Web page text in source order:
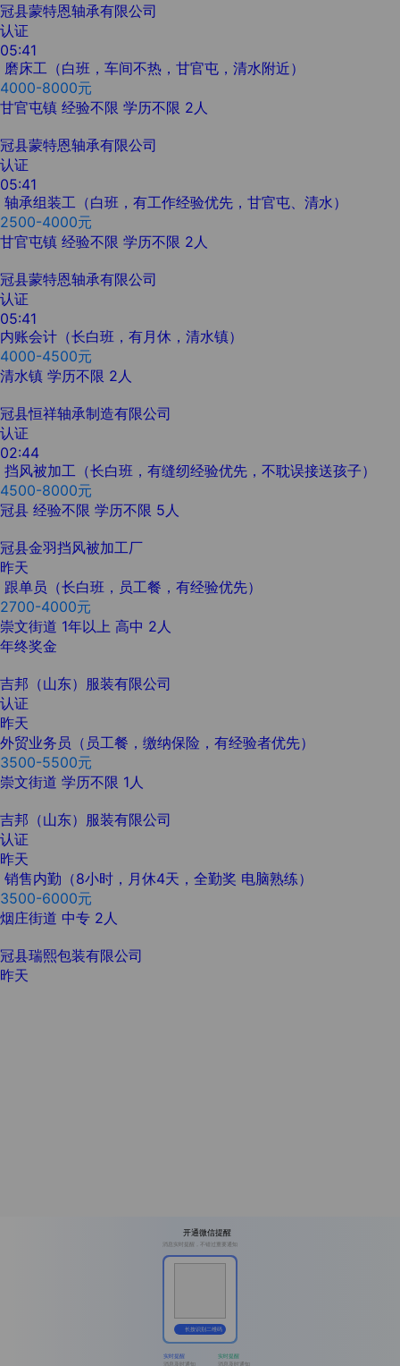
冠县蒙特恩轴承有限公司
认证
05:41
磨床工（白班，车间不热，甘官屯，清水附近）
4000-8000元
甘官屯镇 经验不限 学历不限 2人
冠县蒙特恩轴承有限公司
认证
05:41
轴承组装工（白班，有工作经验优先，甘官屯、清水）
2500-4000元
甘官屯镇 经验不限 学历不限 2人
冠县蒙特恩轴承有限公司
认证
05:41
内账会计（长白班，有月休，清水镇）
4000-4500元
清水镇 学历不限 2人
冠县恒祥轴承制造有限公司
认证
02:44
挡风被加工（长白班，有缝纫经验优先，不耽误接送孩子）
4500-8000元
冠县 经验不限 学历不限 5人
冠县金羽挡风被加工厂
昨天
跟单员（长白班，员工餐，有经验优先）
2700-4000元
崇文街道 1年以上 高中 2人
年终奖金
吉邦（山东）服装有限公司
认证
昨天
外贸业务员（员工餐，缴纳保险，有经验者优先）
3500-5500元
崇文街道 学历不限 1人
吉邦（山东）服装有限公司
认证
昨天
销售内勤（8小时，月休4天，全勤奖 电脑熟练）
3500-6000元
烟庄街道 中专 2人
冠县瑞熙包装有限公司
昨天
开通微信提醒
消息实时提醒，不错过重要通知
长按识别二维码
实时提醒
消息及时通知
实时提醒
消息及时通知